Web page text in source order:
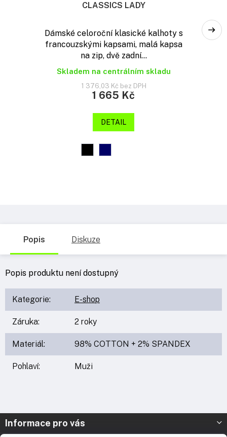
CLASSICS LADY
Dámské celoroční klasické kalhoty s
francouzskými kapsami, malá kapsa
na zip, dvě zadní...
Skladem na centrálním skladu
1 376,03 Kč bez DPH
1 665 Kč
DETAIL
Popis Diskuze
Popis produktu není dostupný
Kategorie: E-shop
Záruka: 2 roky
Materiál: 98% COTTON + 2% SPANDEX
Pohlaví: Muži
ZInformace pro vás